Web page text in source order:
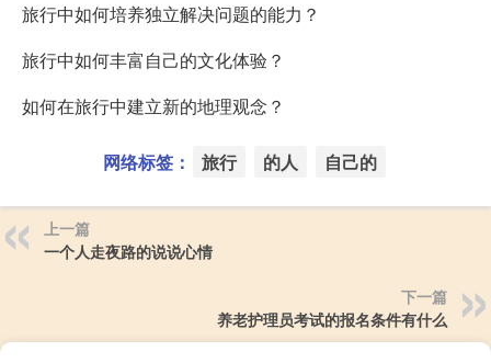
旅行中如何培养独立解决问题的能力？
旅行中如何丰富自己的文化体验？
如何在旅行中建立新的地理观念？
网络标签： 旅行 的人 自己的
上一篇
一个人走夜路的说说心情
下一篇
养老护理员考试的报名条件有什么